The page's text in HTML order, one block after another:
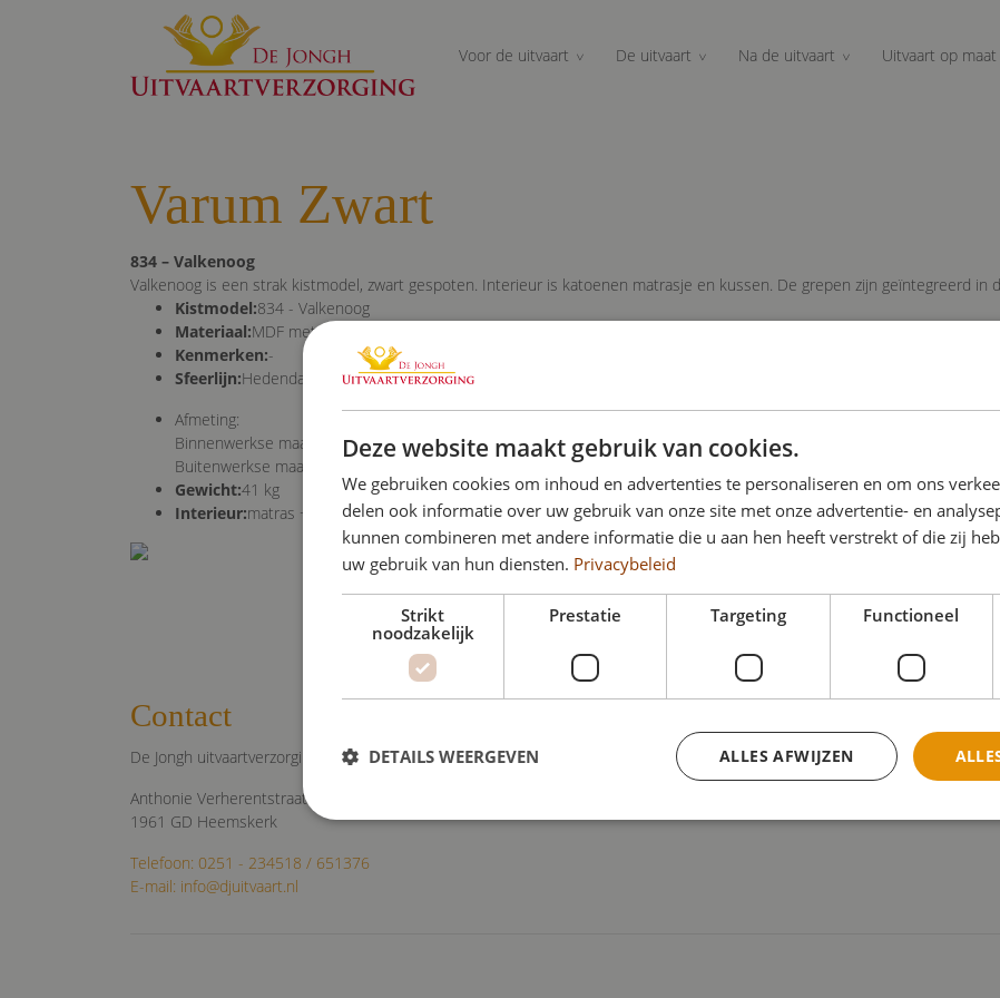
Voor de uitvaart De uitvaart Na de uitvaart Uitvaart op maat
Varum Zwart
834 – Valkenoog
Valkenoog is een strak kistmodel, zwart gespoten. Interieur is katoenen matrasje en kussen. De grepen zijn geïntegreerd in
Kistmodel:834 - Valkenoog
Materiaal:MDF met eiken look, zwart gelakt
Kenmerken:-
Sfeerlijn:Hedendaags
Afmeting:
Binnenwerkse maat 202x53 cm
Buitenwerkse maat206x69 cm
Gewicht:41 kg
Interieur:matras + kussen
Contact
De Jongh uitvaartverzorging
Anthonie Verherentstraat 6
1961 GD Heemskerk
Telefoon: 0251 - 234518 / 651376
E-mail: info@djuitvaart.nl
Geen standaard uitvaart, maar een afscheid waarmee recht
Deze website maakt gebruik van cookies.
We gebruiken cookies om inhoud en advertenties te personaliseren en om ons
delen ook informatie over uw gebruik van onze site met onze advertentie- en
kunnen combineren met andere informatie die u aan hen heeft verstrekt of die zij
uw gebruik van hun diensten. Privacybeleid
Strikt
noodzakelijk
Prestatie Targeting Functioneel
ALLES AFWIJZEN
DETAILS WEERGEVEN